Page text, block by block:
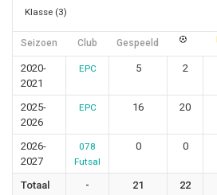
Klasse (3)
Seizoen Club Gespeeld
2020-
2021
EPC 5 2
2025-
2026
EPC 16 20
2026-
2027
078
Futsal
0 0
Totaal - 21 22